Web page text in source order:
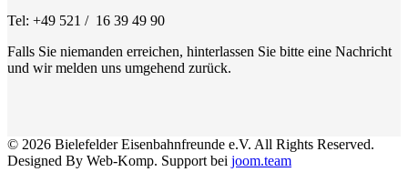
Tel: +49 521 / 16 39 49 90
Falls Sie niemanden erreichen, hinterlassen Sie bitte eine Nachricht
und wir melden uns umgehend zurück.
© 2026 Bielefelder Eisenbahnfreunde e.V. All Rights Reserved.
Designed By Web-Komp. Support bei joom.team